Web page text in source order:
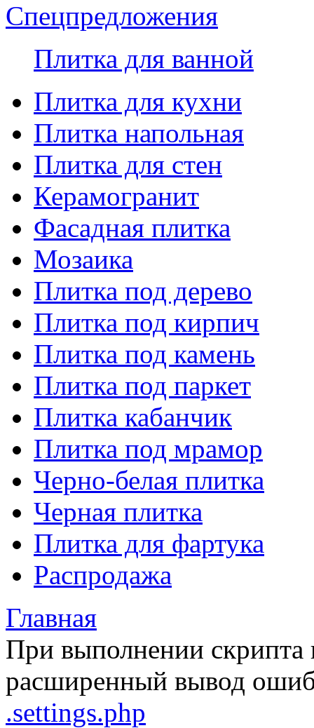
Спецпредложения
Плитка для ванной
Плитка для кухни
Плитка напольная
Плитка для стен
Керамогранит
Фасадная плитка
Мозаика
Плитка под дерево
Плитка под кирпич
Плитка под камень
Плитка под паркет
Плитка кабанчик
Плитка под мрамор
Черно-белая плитка
Черная плитка
Плитка для фартука
Распродажа
Главная
При выполнении
расширенный вывод
.settings.php